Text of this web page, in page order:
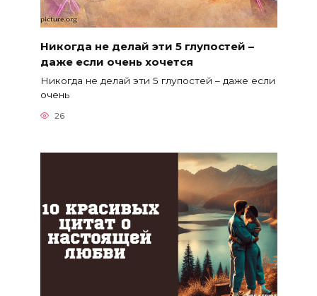
Никогда не делай эти 5 глупостей –
даже если очень хочется
Никогда не делай эти 5 глупостей – даже если
очень
26